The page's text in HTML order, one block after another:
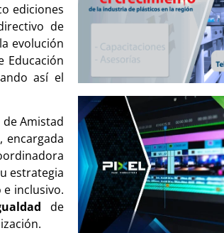
ediciones
de
evolución
Educación
así el
Amistad
, encargada
estrategia
inclusivo.
de